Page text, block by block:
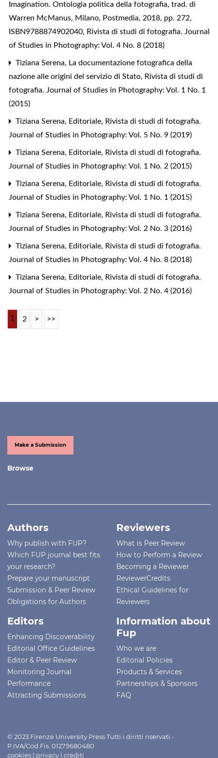
Imagination. Ontologia politica della fotografia, trad. di
Warren McManus, Milano, Postmedia, 2018, pp. 272,
ISBN9788874902040, Rivista di studi di fotografia. Journal
of Studies in Photography: Vol. 4 No. 8 (2018)
Tiziana Serena, La documentazione fotografica della
nazione alle origini del servizio di Stato, Rivista di studi di
fotografia. Journal of Studies in Photography: Vol. 1 No. 1
(2015)
Tiziana Serena, Editoriale, Rivista di studi di fotografia.
Journal of Studies in Photography: Vol. 5 No. 9 (2019)
Tiziana Serena, Editoriale, Rivista di studi di fotografia.
Journal of Studies in Photography: Vol. 1 No. 2 (2015)
Tiziana Serena, Editoriale, Rivista di studi di fotografia.
Journal of Studies in Photography: Vol. 1 No. 1 (2015)
Tiziana Serena, Editoriale, Rivista di studi di fotografia.
Journal of Studies in Photography: Vol. 2 No. 3 (2016)
Tiziana Serena, Editoriale, Rivista di studi di fotografia.
Journal of Studies in Photography: Vol. 4 No. 8 (2018)
Tiziana Serena, Editoriale, Rivista di studi di fotografia.
Journal of Studies in Photography: Vol. 2 No. 4 (2016)
1 2 > >>
Make a Submission
Browse
Authors
Why publish with FUP?
Which FUP journal best fits
your research?
Prepare your manuscript
Submission & Peer Review
Obligations for Authors
Reviewers
What is Peer Review
How to Perform a Review
Becoming a Reviewer
ReviewerCredits
Ethical Guidelines for
Reviewers
Editors
Enhancing Discoverability
Editorial Office Guidelines
Editor & Peer Review
Monitoring Journal
Performance
Attracting Submissions
Information about
Fup
Who we are
Editorial Policies
Products & Services
Partnerships & Sponsors
FAQ
© 2023 Firenze University Press Tutti i diritti riservati -
P.IVA/Cod.Fis. 01279680480
cookies | privacy | crediti